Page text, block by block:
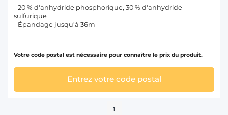
- 20 % d'anhydride phosphorique, 30 % d'anhydride
sulfurique
- Épandage jusqu’à 36m
Votre code postal est nécessaire pour connaître le prix du produit.
Entrez votre code postal
1